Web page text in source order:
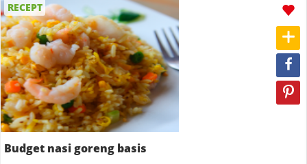
RECEPT
Budget nasi goreng basis